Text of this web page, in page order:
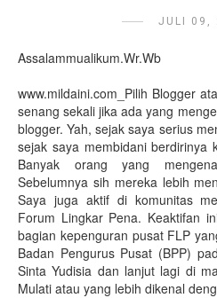
JULI 09,
Assalammualikum.Wr.Wb
www.mildaini.com_Pilih Blogger
senang sekali jika ada yang
blogger. Yah, sejak saya serius
sejak saya membidani berdirinya
Banyak orang yang
Sebelumnya sih mereka lebih
Saya juga aktif di komunitas
Forum Lingkar Pena. Keaktifan
bagian kepenguran pusat FLP
Badan Pengurus Pusat (BPP)
Sinta Yudisia dan lanjut lagi di
Mulati atau yang lebih dikenal